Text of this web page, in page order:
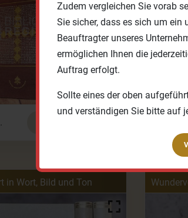
Zudem vergleichen Sie vorab
Sie sicher, dass es sich um ein
Beauftragter unseres
ermöglichen Ihnen die
Auftrag erfolgt.
Sollte eines der oben
und verständigen Sie bitte auf
in Wort, Bild und Ton